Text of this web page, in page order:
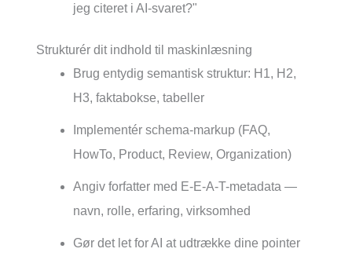
jeg citeret i AI-svaret?"
Strukturér dit indhold til maskinlæsning
Brug entydig semantisk struktur: H1, H2,
H3, faktabokse, tabeller
Implementér schema-markup (FAQ,
HowTo, Product, Review, Organization)
Angiv forfatter med E-E-A-T-metadata —
navn, rolle, erfaring, virksomhed
Gør det let for AI at udtrække dine pointer